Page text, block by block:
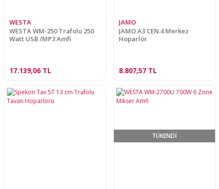
WESTA
WESTA WM-250 Trafolu 250
Watt USB /MP3 Amfi
17.139,06 TL
JAMO
JAMO A3 CEN.4 Merkez
Hoparlör
8.807,57 TL
TÜKENDİ